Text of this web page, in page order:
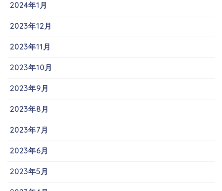
2024年1月
2023年12月
2023年11月
2023年10月
2023年9月
2023年8月
2023年7月
2023年6月
2023年5月